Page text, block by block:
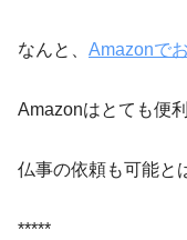
なんと、 Amazonで
Amazonはとても便
仏事の依頼も可能と
*****